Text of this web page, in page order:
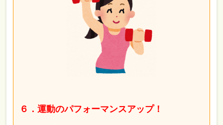
６．​運動のパフォーマンスアップ！